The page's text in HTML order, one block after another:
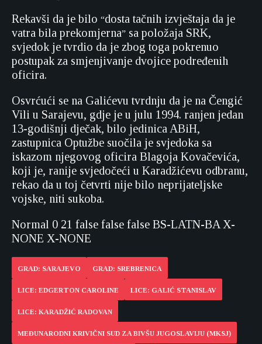
Rekavši da je bilo “dosta tačnih izvještaja da je
vatra bila prekomjerna” sa položaja SRK,
svjedok je tvrdio da je zbog toga pokrenuo
postupak za smjenjivanje dvojice podređenih
oficira.
Osvrćući se na Galićevu tvrdnju da je na Čengić
Vili u Sarajevu, gdje je u julu 1994. ranjen jedan
13-godišnji dječak, bilo jedinica ABiH,
zastupnica Optužbe suočila je svjedoka sa
iskazom njegovog oficira Blagoja Kovačevića,
koji je, ranije svjedočeći u Karadžićevu odbranu,
rekao da u toj četvrti nije bilo neprijateljske
vojske, niti sukoba.
Normal 0 21 false false false BS-LATN-BA X-
NONE X-NONE
GRAD: SARAJEVO GRAD: SREBRENICA
LICE: EDGERTON CAROLINE LICE: GALIĆ STANISLAV
LICE: KARADŽIĆ RADOVAN
MEĐUNARODNI KRIVIČNI SUD ZA BIVŠU JUGOSLAVIJU (MKSJ)